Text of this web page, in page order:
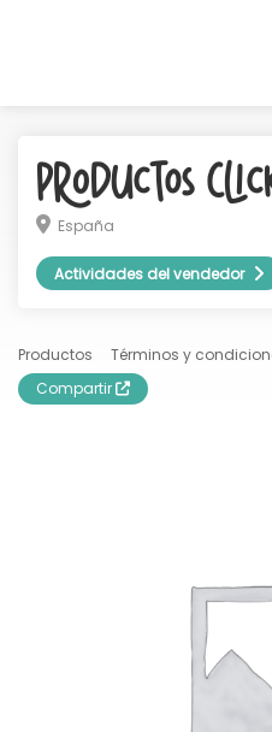
Productos
España
Actividades del vendedor
Productos Términos y
Compartir